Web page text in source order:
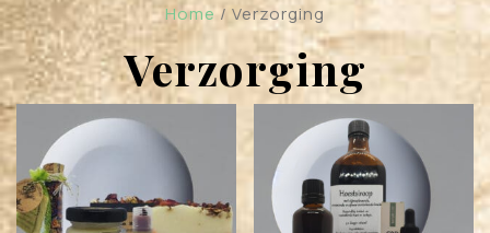
Home/ Verzorging
Verzorging